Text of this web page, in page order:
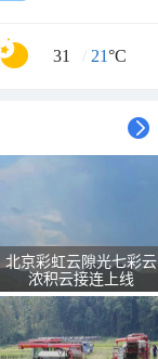
31 / 21°C
北京彩虹云隙光七彩云
浓积云接连上线